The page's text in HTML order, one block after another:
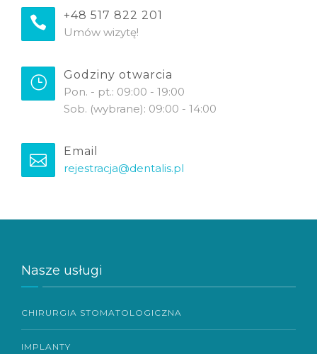
+48 517 822 201
Umów wizytę!
Godziny otwarcia
Pon. - pt.: 09:00 - 19:00
Sob. (wybrane): 09:00 - 14:00
Email
rejestracja@dentalis.pl
Nasze usługi
CHIRURGIA STOMATOLOGICZNA
IMPLANTY